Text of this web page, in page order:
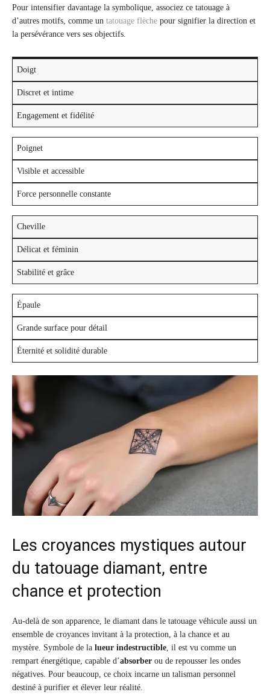
Pour intensifier davantage la symbolique, associez ce tatouage à
d’autres motifs, comme un tatouage flèche pour signifier la direction et
la persévérance vers ses objectifs.
Doigt
Discret et intime
Engagement et fidélité
Poignet
Visible et accessible
Force personnelle constante
Cheville
Délicat et féminin
Stabilité et grâce
Épaule
Grande surface pour détail
Éternité et solidité durable
Les croyances mystiques autour
du tatouage diamant, entre
chance et protection
Au-delà de son apparence, le diamant dans le tatouage véhicule aussi un
ensemble de croyances invitant à la protection, à la chance et au
mystère. Symbole de la lueur indestructible, il est vu comme un
rempart énergétique, capable d’absorber ou de repousser les ondes
négatives. Pour beaucoup, ce choix incarne un talisman personnel
destiné à purifier et élever leur réalité.